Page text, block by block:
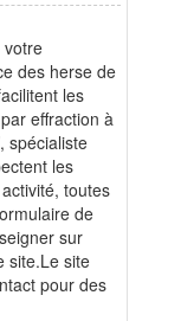
votre
des herse de
les
effraction à
spécialiste
les
toutes
de
sur
site.Le site
pour des